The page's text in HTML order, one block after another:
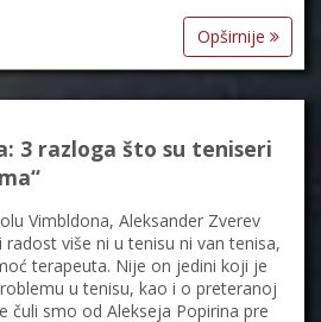
Opširnije
3 razloga što su teniseri
Vimbldona, Aleksander Zverev
više ni u tenisu ni van tenisa,
terapeuta. Nije on jedini koji je
u tenisu, kao i o preteranoj
čuli smo od Alekseja Popirina pre